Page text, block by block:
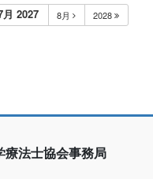
月 2027 8月 2028
療法士協会事務局